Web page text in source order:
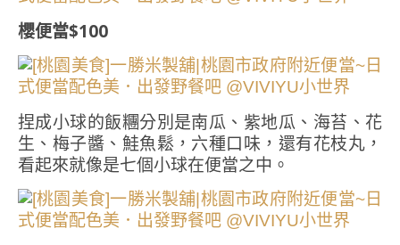
櫻便當$100
捏成小球的飯糰分別是南瓜、紫地瓜、海苔、花
生、梅子醬、鮭魚鬆，六種口味，還有花枝丸，
看起來就像是七個小球在便當之中。